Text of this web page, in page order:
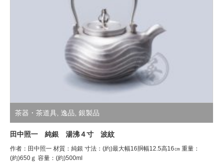
茶器・茶道具 逸品 銀製品
田中照一 純銀 湯沸４寸 波紋
作者：田中照一 材質：純銀 寸法：(約)最大幅16胴幅12.5高16㎝ 重量：
(約)650ｇ 容量：(約)500ml